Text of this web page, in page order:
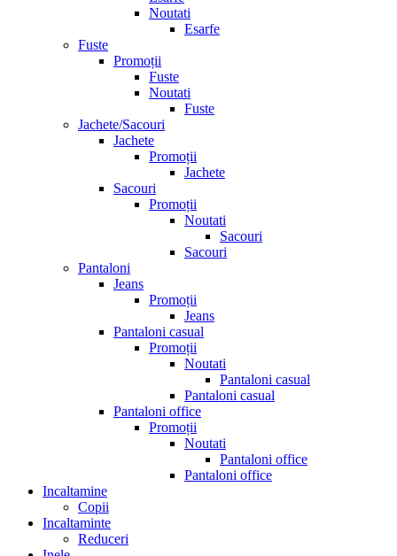
Noutati
Esarfe
Fuste
Promoții
Fuste
Noutati
Fuste
Jachete/Sacouri
Jachete
Promoții
Jachete
Sacouri
Promoții
Noutati
Sacouri
Sacouri
Pantaloni
Jeans
Promoții
Jeans
Pantaloni casual
Promoții
Noutati
Pantaloni casual
Pantaloni casual
Pantaloni office
Promoții
Noutati
Pantaloni office
Pantaloni office
Incaltamine
Copii
Incaltaminte
Reduceri